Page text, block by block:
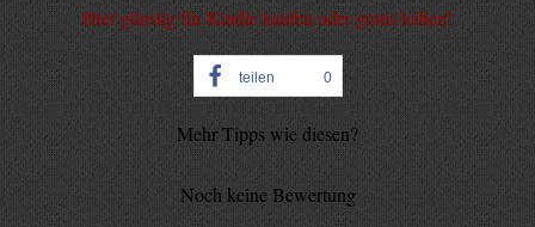
Hier günstig für Kindle kaufen oder gratis leihen!
teilen 0
Mehr Tipps wie diesen?
Rate this item:
Submit Rating
Noch keine Bewertung